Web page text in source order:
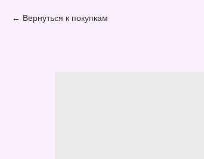
Вернуться к покупкам